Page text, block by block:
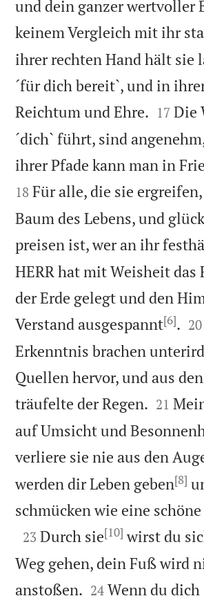
und dein ganzer wertvoller
keinem Vergleich mit ihr
ihrer rechten Hand hält sie
´für dich bereit`, und in
Reichtum und Ehre. 

17 Die
´dich` führt, sind
ihrer Pfade kann man in
18 Für alle, die sie
Baum des Lebens, und
preisen ist, wer an ihr
HERR hat mit Weisheit das
der Erde gelegt und den
Verstand ausgespannt[6]. 

20
Erkenntnis brachen
Quellen hervor, und aus
träufelte der Regen. 

21
auf Umsicht und
verliere sie nie aus den
werden dir Leben geben[8]
schmücken wie eine

23 Durch sie[10] wirst du
Weg gehen, dein Fuß wird
anstoßen. 

24 Wenn du dich